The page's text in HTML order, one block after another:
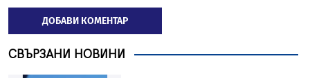
ДОБАВИ КОМЕНТАР
СВЪРЗАНИ НОВИНИ